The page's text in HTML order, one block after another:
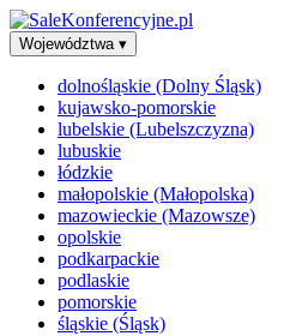
Województwa ▾
dolnośląskie (Dolny Śląsk)
kujawsko-pomorskie
lubelskie (Lubelszczyzna)
lubuskie
łódzkie
małopolskie (Małopolska)
mazowieckie (Mazowsze)
opolskie
podkarpackie
podlaskie
pomorskie
śląskie (Śląsk)